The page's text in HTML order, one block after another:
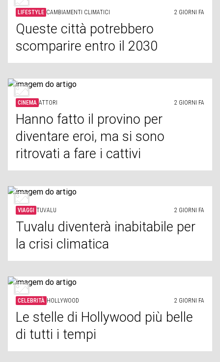
LIFESTYLE CAMBIAMENTI CLIMATICI 2 GIORNI FA
Queste città potrebbero
scomparire entro il 2030
CINEMA ATTORI 2 GIORNI FA
Hanno fatto il provino per
diventare eroi, ma si sono
ritrovati a fare i cattivi
VIAGGI TUVALU 2 GIORNI FA
Tuvalu diventerà inabitabile per
la crisi climatica
CELEBRITÀ HOLLYWOOD 2 GIORNI FA
Le stelle di Hollywood più belle
di tutti i tempi